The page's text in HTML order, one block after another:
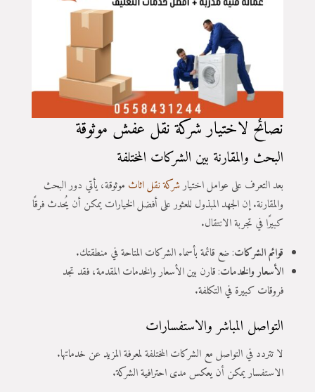
نصائح لاختيار شركة نقل عفش موثوقة
البحث والمقارنة بين الشركات المختلفة
بعد التعرف على عوامل اختيارشركة نقل اثاث موثوقة، يأتي دور البحث
والمقارنة. إن الجهد المبذول للعثور على أفضل الخيارات يمكن أن يُحدث فرقًا
كبيرًا في تجربة الانتقال.
قوائم الشركات: ضع قائمة بأسماء الشركات المتاحة في منطقتك.
الأسعار والخدمات: قارن بين الأسعار والخدمات المقدمة، فقد تجد
فروقات كبيرة في التكلفة.
التواصل المباشر والاستفسارات
لا تتردد في التواصل مع الشركات المختلفة لمعرفة المزيد عن خدماتها.
الاستفسار يمكن أن يعكس مدى احترافية الشركة.